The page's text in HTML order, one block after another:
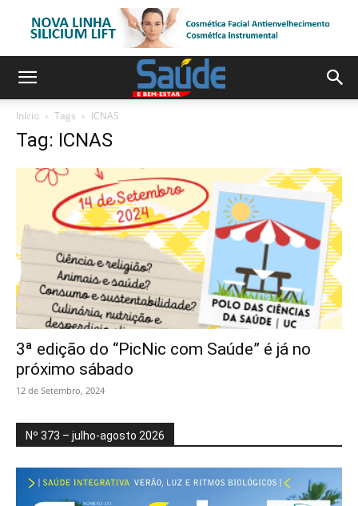
Início Tags ICNAS
Tag: ICNAS
3ª edição do “PicNic com Saúde” é já no
próximo sábado
12 de Setembro, 2024
Nº 373 – julho-agosto 2026